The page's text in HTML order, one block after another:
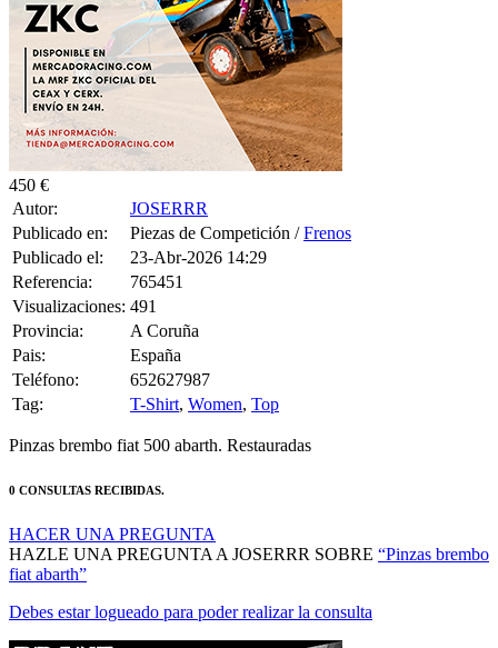
450 €
Autor:
JOSERRR
Publicado en:
Piezas de Competición /Frenos
Publicado el:
23-Abr-2026 14:29
Referencia:
765451
Visualizaciones: 491
Provincia:
A Coruña
Pais:
España
Teléfono:
652627987
Tag:
T-Shirt, Women, Top
Pinzas brembo fiat 500 abarth. Restauradas
0 CONSULTAS RECIBIDAS.
HACER UNA PREGUNTA
HAZLE UNA PREGUNTA A JOSERRR SOBRE “Pinzas brembo
fiat abarth”
Debes estar logueado para poder realizar la consulta